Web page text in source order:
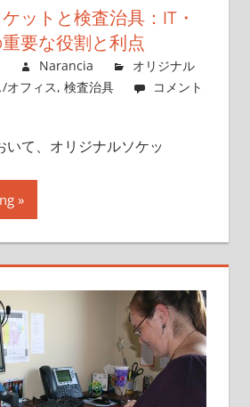
ットと検査治具：IT・
要な役割と利点
Narancia
オリジナル
オフィス, 検査治具
コメント
いて、オリジナルソケッ